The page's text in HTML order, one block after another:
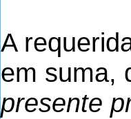
A
em suma,
presente